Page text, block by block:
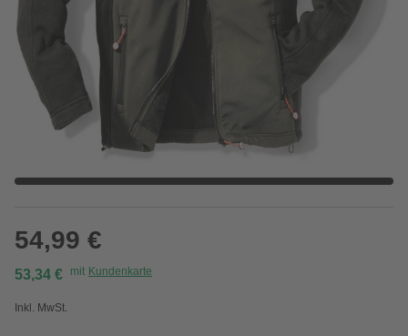
54,99 €
53,34 € mit Kundenkarte
Inkl. MwSt.